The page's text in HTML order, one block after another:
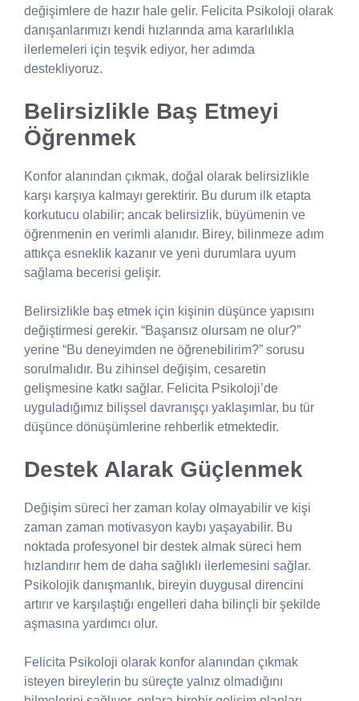
değişimlere de hazır hale gelir. Felicita Psikoloji olarak
danışanlarımızı kendi hızlarında ama kararlılıkla
ilerlemeleri için teşvik ediyor, her adımda
destekliyoruz.
Belirsizlikle Baş Etmeyi
Öğrenmek
Konfor alanından çıkmak, doğal olarak belirsizlikle
karşı karşıya kalmayı gerektirir. Bu durum ilk etapta
korkutucu olabilir; ancak belirsizlik, büyümenin ve
öğrenmenin en verimli alanıdır. Birey, bilinmeze adım
attıkça esneklik kazanır ve yeni durumlara uyum
sağlama becerisi gelişir.
Belirsizlikle baş etmek için kişinin düşünce yapısını
değiştirmesi gerekir. “Başarısız olursam ne olur?”
yerine “Bu deneyimden ne öğrenebilirim?” sorusu
sorulmalıdır. Bu zihinsel değişim, cesaretin
gelişmesine katkı sağlar. Felicita Psikoloji’de
uyguladığımız bilişsel davranışçı yaklaşımlar, bu tür
düşünce dönüşümlerine rehberlik etmektedir.
Destek Alarak Güçlenmek
Değişim süreci her zaman kolay olmayabilir ve kişi
zaman zaman motivasyon kaybı yaşayabilir. Bu
noktada profesyonel bir destek almak süreci hem
hızlandırır hem de daha sağlıklı ilerlemesini sağlar.
Psikolojik danışmanlık, bireyin duygusal direncini
artırır ve karşılaştığı engelleri daha bilinçli bir şekilde
aşmasına yardımcı olur.
Felicita Psikoloji olarak konfor alanından çıkmak
isteyen bireylerin bu süreçte yalnız olmadığını